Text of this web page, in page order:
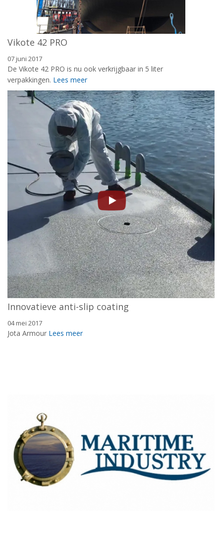
Vikote 42 PRO
07 juni 2017
De Vikote 42 PRO is nu ook verkrijgbaar in 5 liter
verpakkingen. Lees meer
Innovatieve anti-slip coating
04 mei 2017
Jota Armour Lees meer